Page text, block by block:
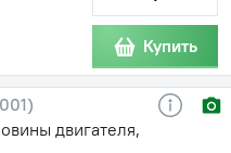
Купить
двигателя,